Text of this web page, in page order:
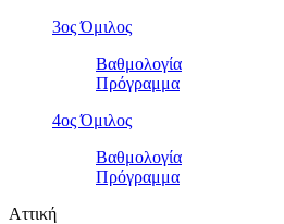
3ος Όμιλος
Βαθμολογία
Πρόγραμμα
4ος Όμιλος
Βαθμολογία
Πρόγραμμα
Αττική